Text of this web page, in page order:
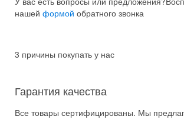
нашей формой обратного звонка
3 причины покупать у нас
Гарантия качества
Все товары сертифицированы. Мы